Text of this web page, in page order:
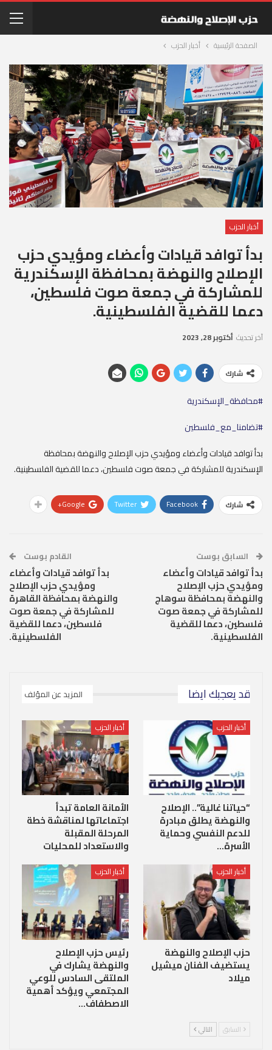
الصفحة الرئيسية أخبار الحزب
أخبار الحزب
بدأ توافد قيادات وأعضاء ومؤيدي حزب
الإصلاح والنهضة بمحافظة الإسكندرية
للمشاركة في جمعة صوت فلسطين،
دعما للقضية الفلسطينية.
آخر تحديث أكتوبر 28, 2023
شارك
#محافظة_الإسكندرية
#تضامنا_مع_فلسطين
بدأ توافد قيادات وأعضاء ومؤيدي حزب الإصلاح والنهضة بمحافظة
الإسكندرية للمشاركة في جمعة صوت فلسطين، دعما للقضية الفلسطينية.
شارك Facebook
Twitter
Google+
السابق بوست
بدأ توافد قيادات وأعضاء
ومؤيدي حزب الإصلاح
والنهضة بمحافظة سوهاج
للمشاركة في جمعة صوت
فلسطين، دعما للقضية
الفلسطينية.
القادم بوست
بدأ توافد قيادات وأعضاء
ومؤيدي حزب الإصلاح
والنهضة بمحافظة القاهرة
للمشاركة في جمعة صوت
فلسطين، دعما للقضية
الفلسطينية.
قد يعجبك ايضا المزيد عن المؤلف
أخبار الحزب
“حياتنا غالية”.. الإصلاح
والنهضة يطلق مبادرة
للدعم النفسي وحماية
الأسرة…
أخبار الحزب
الأمانة العامة تبدأ
اجتماعاتها لمناقشة خطة
المرحلة المقبلة
والاستعداد للمحليات
أخبار الحزب
حزب الإصلاح والنهضة
يستضيف الفنان ميشيل
ميلاد
أخبار الحزب
رئيس حزب الإصلاح
والنهضة يشارك في
الملتقى السادس للوعي
المجتمعي ويؤكد أهمية
الاصطفاف…
السابق التالي